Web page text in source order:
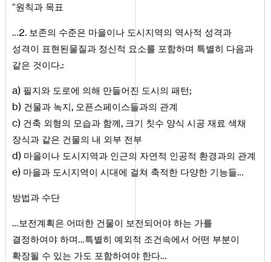
“원칙과 목표
…2. 보존의 수준은 마을이나 도시지역의 역사적 성격과
성격이 표현된물질과 정신적 요소를 포함하며 특별히 다음과
같은 것이다.:
a) 필지와 도로에 의해 만들어진 도시의 패턴;
b) 건물과 녹지, 오픈스페이스들과의 관계
c) 건축 외형의 모습과 함께, 크기 칫수 양식 시공 재료 색채
장식과 같은 건물의 내 외부 전부
d) 마을이나 도시지역과 인근의 자연적 인공적 환경과의 관계
e) 마을과 도시지역이 시대에 걸쳐 축적한 다양한 기능들…
방법과 수단
…보전계획은 어떠한 건물이 보전되어야 하는 가를
결정하여야 하며…특별히 예외적 조건속에서 어떤 부분이
확장될 수 있는 가도 포함하여야 한다…